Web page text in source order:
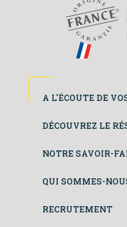
GA
ANS
Footer
colonne
A L'ÉCOUTE DE
DÉCOUVREZ LE
NOTRE SAVOIR-
QUI SOMMES-
RECRUTEMENT